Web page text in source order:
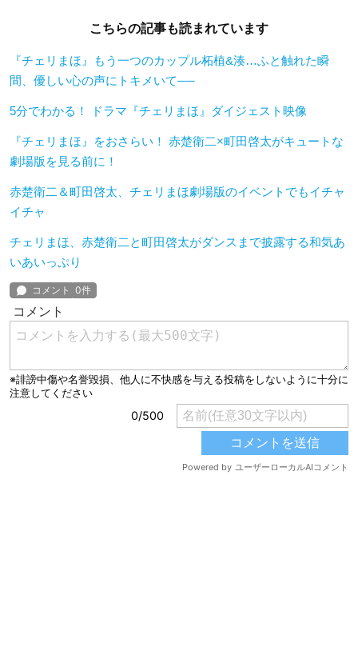
こちらの記事も読まれています
『チェリまほ』もう一つのカップル柘植&湊…ふと触れた瞬
間、優しい心の声にトキメいて──
5分でわかる！ ドラマ『チェリまほ』ダイジェスト映像
『チェリまほ』をおさらい！ 赤楚衛二×町田啓太がキュートな
劇場版を見る前に！
赤楚衛二＆町田啓太、チェリまほ劇場版のイベントでもイチャ
イチャ
チェリまほ、赤楚衛二と町田啓太がダンスまで披露する和気あ
いあいっぷり